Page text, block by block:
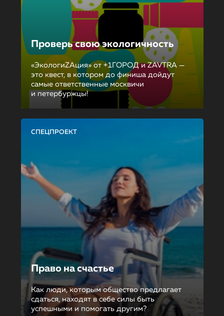
Проверь свою экологичность
«ЭкологиZAция» от +1ГОРОД и ZAVTRA —
это квест, в котором до финиша дойдут
самые ответственные москвичи
и петербуржцы!
СПЕЦПРОЕКТ
Право на счастье
Как люди, которым общество предлагает
сдаться, находят в себе силы быть
успешными и помогать другим?